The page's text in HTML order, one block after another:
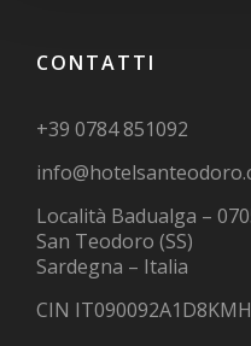
CONTATTI
+39 0784 851092
Località Badualga –
San Teodoro (SS)
Sardegna – Italia
CIN